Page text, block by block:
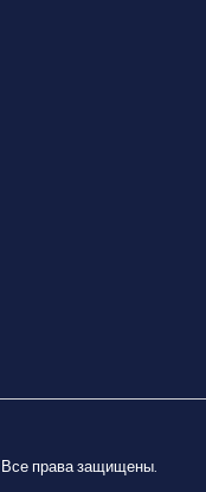
права защищены.